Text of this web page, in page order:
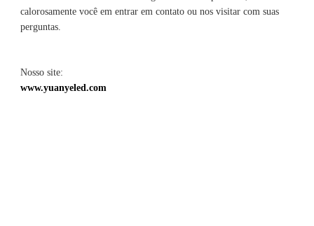
calorosamente você em entrar em contato ou nos visitar com suas
Nosso site: